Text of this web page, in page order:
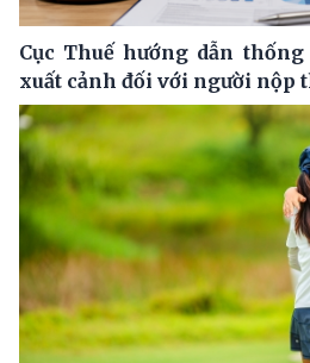
Cục Thuế hướng dẫn
xuất cảnh đối với người nộp